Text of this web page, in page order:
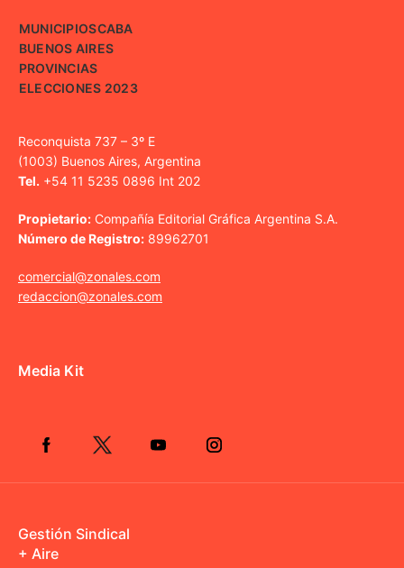
MUNICIPIOSCABA
BUENOS AIRES
PROVINCIAS
ELECCIONES 2023
Reconquista 737 – 3º E
(1003) Buenos Aires, Argentina
Tel. +54 11 5235 0896 Int 202
Propietario: Compañía Editorial Gráfica Argentina S.A.
Número de Registro: 89962701
comercial@zonales.com
redaccion@zonales.com
Media Kit
Gestión Sindical
+ Aire